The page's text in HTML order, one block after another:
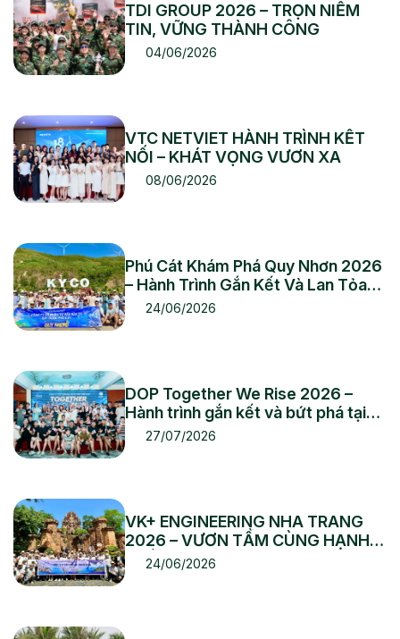
TDI GROUP 2026 – TRỌN NIỀM
TIN, VỮNG THÀNH CÔNG
04/06/2026
VTC NETVIET HÀNH TRÌNH KẾT
NỐI – KHÁT VỌNG VƯƠN XA
08/06/2026
Phú Cát Khám Phá Quy Nhơn 2026
– Hành Trình Gắn Kết Và Lan Tỏa
Giá Trị
24/06/2026
DOP Together We Rise 2026 –
Hành trình gắn kết và bứt phá tại
Cửa Lò
27/07/2026
VK+ ENGINEERING NHA TRANG
2026 – VƯƠN TẦM CÙNG HẠNH
PHÚC
24/06/2026